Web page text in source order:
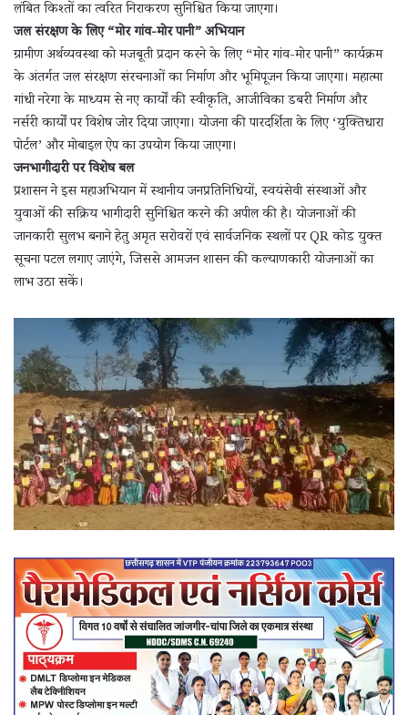
लंबित किश्तों का त्वरित निराकरण सुनिश्चित किया जाएगा।
जल संरक्षण के लिए “मोर गांव-मोर पानी” अभियान
ग्रामीण अर्थव्यवस्था को मजबूती प्रदान करने के लिए “मोर गांव-मोर पानी” कार्यक्रम
के अंतर्गत जल संरक्षण संरचनाओं का निर्माण और भूमिपूजन किया जाएगा। महात्मा
गांधी नरेगा के माध्यम से नए कार्यों की स्वीकृति, आजीविका डबरी निर्माण और
नर्सरी कार्यों पर विशेष जोर दिया जाएगा। योजना की पारदर्शिता के लिए ‘युक्तिधारा
पोर्टल’ और मोबाइल ऐप का उपयोग किया जाएगा।
जनभागीदारी पर विशेष बल
प्रशासन ने इस महाअभियान में स्थानीय जनप्रतिनिधियों, स्वयंसेवी संस्थाओं और
युवाओं की सक्रिय भागीदारी सुनिश्चित करने की अपील की है। योजनाओं की
जानकारी सुलभ बनाने हेतु अमृत सरोवरों एवं सार्वजनिक स्थलों पर QR कोड युक्त
सूचना पटल लगाए जाएंगे, जिससे आमजन शासन की कल्याणकारी योजनाओं का
लाभ उठा सकें।